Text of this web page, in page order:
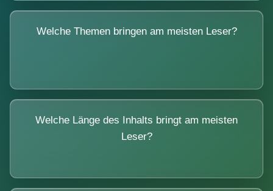
Welche Themen bringen am meisten Leser?
Welche Länge des Inhalts bringt am meisten
Leser?